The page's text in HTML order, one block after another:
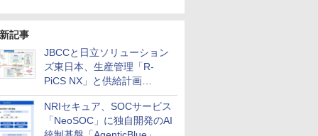
記事
JBCCと日立ソリューション
ズ東日本、生産管理「R-
PiCS NX」と供給計画
「scSQUARE ISP」の連携サ
ービスを提供開始
NRIセキュア、SOCサービス
「NeoSOC」に独自開発のAI